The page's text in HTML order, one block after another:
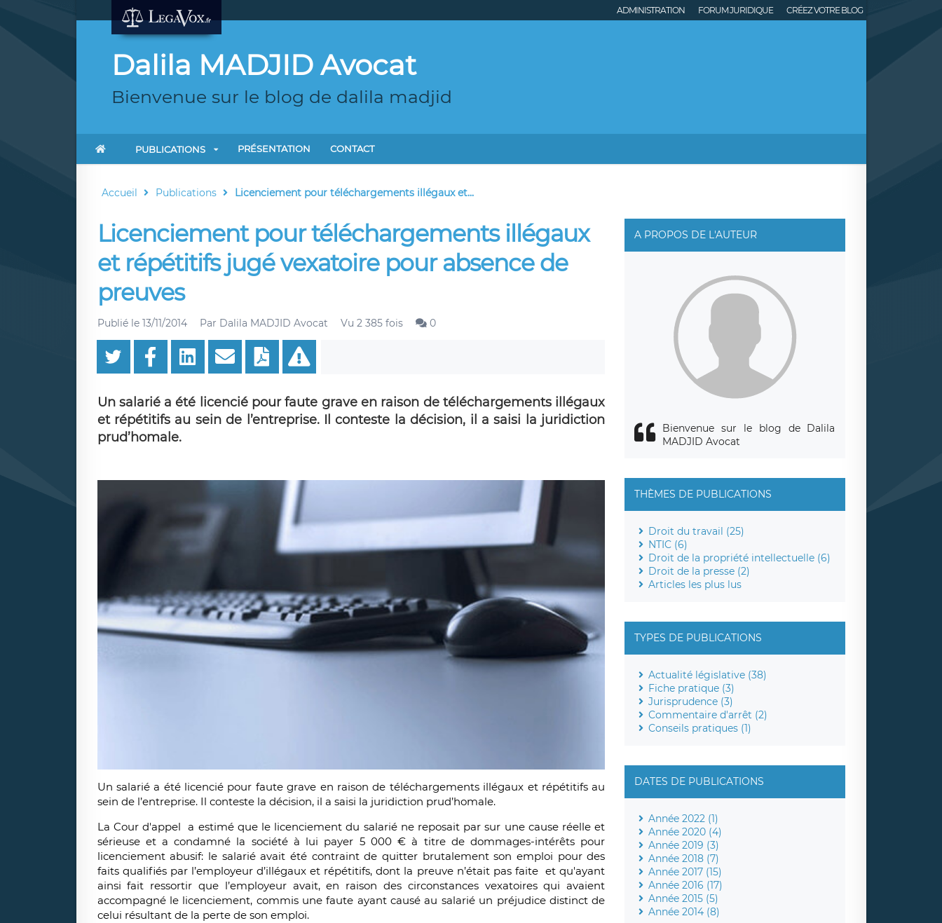
ADMINISTRATION FORUM JURIDIQUE CRÉEZ VOTRE BLOG
Dalila MADJID Avocat
Bienvenue sur le blog de dalila madjid
PUBLICATIONS PRÉSENTATION CONTACT
Accueil Publications Licenciement pour téléchargements illégaux et...
Licenciement pour téléchargements illégaux
et répétitifs jugé vexatoire pour absence de
preuves
Publié le 13/11/2014 Par Dalila MADJID Avocat Vu 2 385 fois 0
Un salarié a été licencié pour faute grave en raison de téléchargements illégaux
et répétitifs au sein de l’entreprise. Il conteste la décision, il a saisi la juridiction
prud’homale.
Un salarié a été licencié pour faute grave en raison de téléchargements illégaux et répétitifs au
sein de l’entreprise. Il conteste la décision, il a saisi la juridiction prud’homale.
La Cour d'appel a estimé que le licenciement du salarié ne reposait par sur une cause réelle et
sérieuse et a condamné la société à lui payer 5 000 € à titre de dommages-intérêts pour
licenciement abusif: le salarié avait été contraint de quitter brutalement son emploi pour des
faits qualifiés par l’employeur d’illégaux et répétitifs, dont la preuve n’était pas faite et qu'ayant
ainsi fait ressortir que l’employeur avait, en raison des circonstances vexatoires qui avaient
accompagné le licenciement, commis une faute ayant causé au salarié un préjudice distinct de
celui résultant de la perte de son emploi.
A PROPOS DE L'AUTEUR
Bienvenue sur le blog de Dalila
MADJID Avocat
THÈMES DE PUBLICATIONS
Droit du travail (25)
NTIC (6)
Droit de la propriété intellectuelle (6)
Droit de la presse (2)
Articles les plus lus
TYPES DE PUBLICATIONS
Actualité législative (38)
Fiche pratique (3)
Jurisprudence (3)
Commentaire d'arrêt (2)
Conseils pratiques (1)
DATES DE PUBLICATIONS
Année 2022 (1)
Année 2020 (4)
Année 2019 (3)
Année 2018 (7)
Année 2017 (15)
Année 2016 (17)
Année 2015 (5)
Année 2014 (8)